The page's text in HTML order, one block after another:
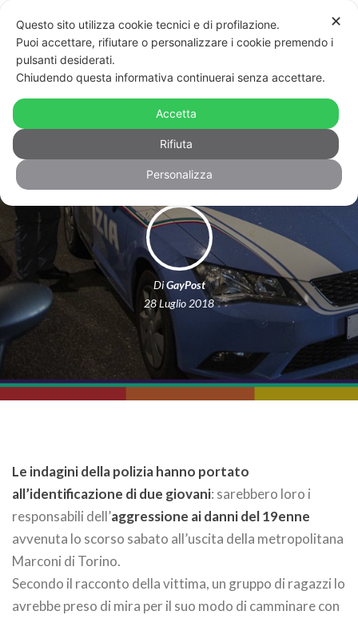
Aggressione omofoba a Torino,
identificati due giovani
DiGayPost
28 Luglio 2018
Le indagini della polizia hanno portato
all’identificazione di due giovani: sarebbero loro i
responsabili dell’aggressione ai danni del 19enne
avvenuta lo scorso sabato all’uscita della metropolitana
Marconi di Torino.
Secondo il racconto della vittima, un gruppo di ragazzi lo
avrebbe preso di mira per il suo modo di camminare con
✕
Questo sito utilizza cookie tecnici e di profilazione.
Puoi accettare, rifiutare o personalizzare i cookie premendo i
pulsanti desiderati.
Chiudendo questa informativa continuerai senza accettare.
Accetta
Rifiuta
Personalizza